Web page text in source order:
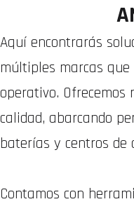
Aquí encontrarás
múltiples marcas
operativo. Ofrecemos
calidad, abarcando
baterías y centros de
Contamos con